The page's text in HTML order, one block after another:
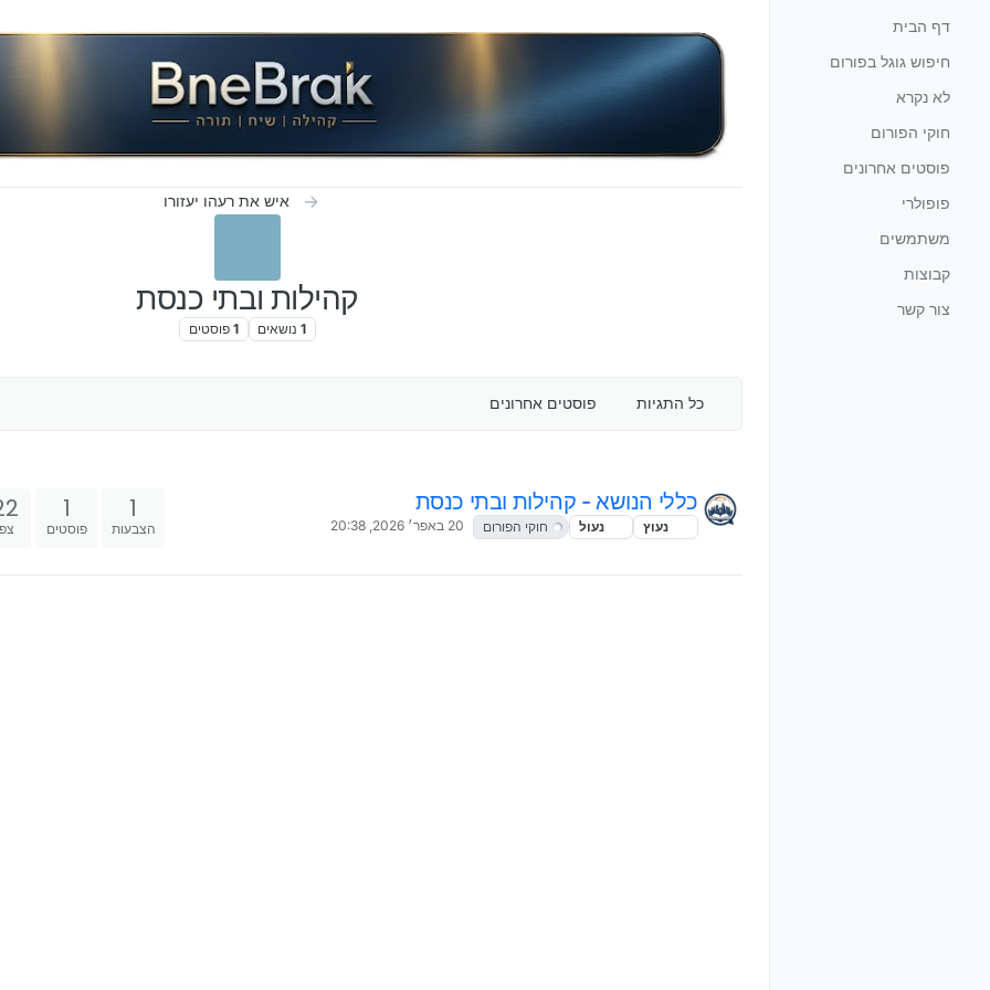
דף הבית
חיפוש גוגל בפורום
לא נקרא
חוקי הפורום
פוסטים אחרונים
פופולרי
משתמשים
קבוצות
צור קשר
איש את רעהו יעזורו
קהילות ובתי כנסת
1 נושאים 1 פוסטים
כל התגיות פוסטים אחרונים
כללי הנושא - קהילות ובתי כנסת
נעוץ נעול חוקי הפורום 20 באפר׳ 2026, 20:38
1
הצבעות
1
פוסטים